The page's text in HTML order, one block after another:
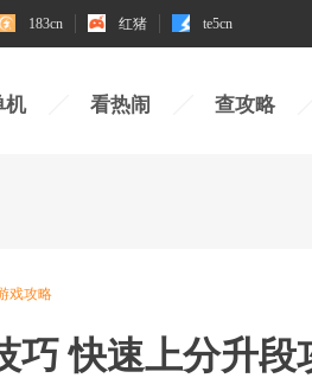
183cn 红猪 te5cn
机 看热闹 查攻略
戏攻略
巧 快速上分升段